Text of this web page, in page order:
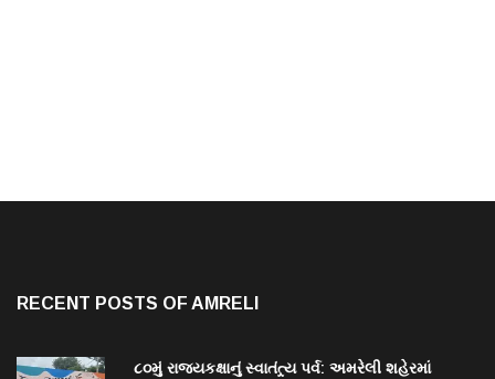
RECENT POSTS OF AMRELI
૮૦મું રાજ્યકક્ષાનું સ્વાતંત્ર્ય પર્વ: અમરેલી શહેરમાં